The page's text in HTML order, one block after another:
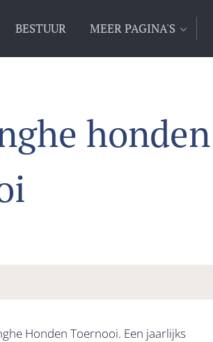
BESTUUR MEER PAGINA'S
honden
Honden Toernooi. Een jaarlijks